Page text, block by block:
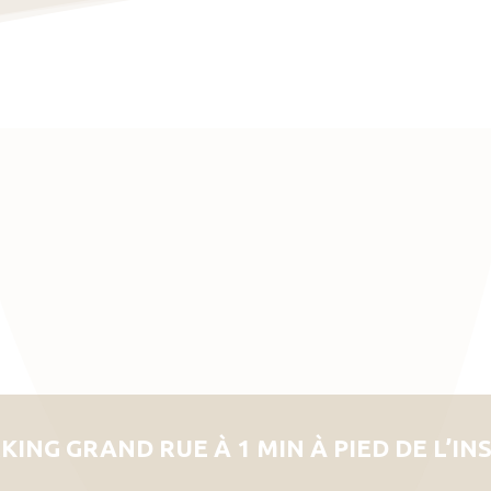
GRAND RUE À 1 MIN À PIED DE